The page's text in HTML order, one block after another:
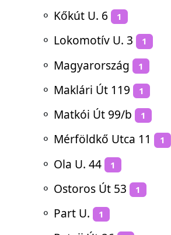
⚬ Kőkút U. 6 1
⚬ Lokomotív U. 3 1
⚬ Magyarország 1
⚬ Maklári Út 119 1
⚬ Matkói Út 99/b 1
⚬ Mérföldkő Utca 11 1
⚬ Ola U. 44 1
⚬ Ostoros Út 53 1
⚬ Part U. 1